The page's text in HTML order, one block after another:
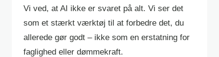
Vi ved, at AI ikke er svaret på alt. Vi ser det
som et stærkt værktøj til at forbedre det, du
allerede gør godt – ikke som en erstatning for
faglighed eller dømmekraft.